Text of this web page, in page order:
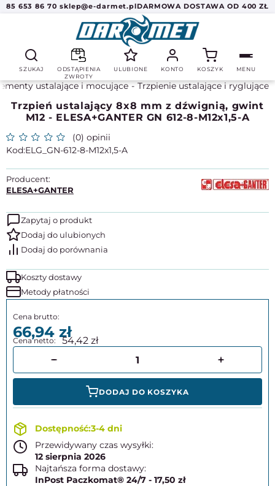
85 653 86 70 sklep@e-darmet.plDARMOWA DOSTAWA OD 400 ZŁ
SZUKAJ
ODSTĄPIENIA
ZWROTY
ULUBIONE KONTO KOSZYK MENU
ustalające i mocujące Trzpienie ustalające i ryglujące
Trzpień ustalający 8x8 mm z dźwignią, gwint
M12 - ELESA+GANTER GN 612-8-M12x1,5-A
(0) opinii
ELG_GN-612-8-M12x1,5-A
Producent:
ELESA+GANTER
Zapytaj o produkt
Koszty dostawy
Metody płatności
66,94 54,42
DODAJ DO KOSZYKA
3-4 dni
Przewidywany czas wysyłki:
12 sierpnia 2026
Najtańsza forma dostawy:
InPost Paczkomat® 24/7 - 17,50 zł